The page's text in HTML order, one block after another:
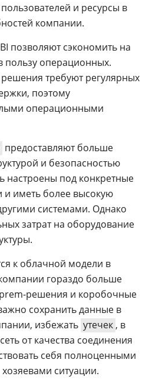
и ресурсы в
компании.
позволяют сэкономить на
пользу операционных.
требуют регулярных
поэтому
операционными
предоставляют больше
и безопасностью
настроены под конкретные
и иметь более высокую
системами. Однако
затрат на оборудование
к облачной модели в
гораздо больше
решения и коробочные
сохранить данные в
избежать утечек , в
от качества соединения
себя полноценными
ситуации.